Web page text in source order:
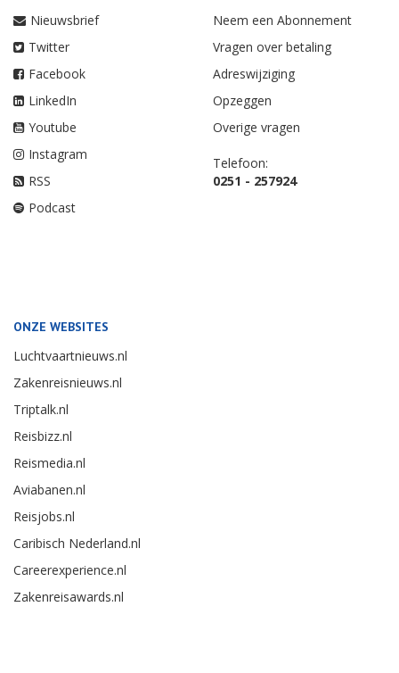
Nieuwsbrief
Twitter
Facebook
LinkedIn
Youtube
Instagram
RSS
Podcast
Neem een Abonnement
Vragen over betaling
Adreswijziging
Opzeggen
Overige vragen
Telefoon:
0251 - 257924
ONZE WEBSITES
Luchtvaartnieuws.nl
Zakenreisnieuws.nl
Triptalk.nl
Reisbizz.nl
Reismedia.nl
Aviabanen.nl
Reisjobs.nl
Caribisch Nederland.nl
Careerexperience.nl
Zakenreisawards.nl